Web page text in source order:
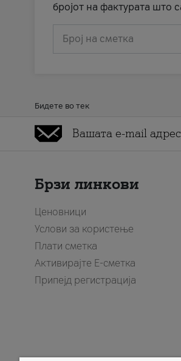
бројот на фактурата што
Број на сметка
Бидете во тек
Брзи линкови
Ценовници
Услови за користење
Плати сметка
Активирајте Е-сметка
Припејд регистрација